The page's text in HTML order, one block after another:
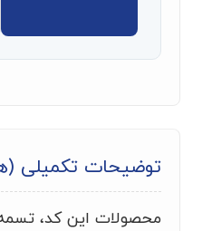
توضیحات تکمیلی
محصولات این کد،